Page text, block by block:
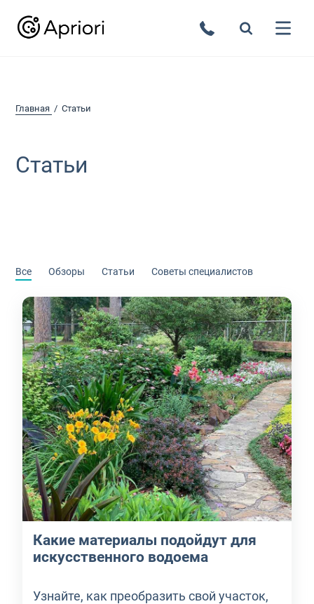
Главная Статьи
Статьи
Все Обзоры Статьи Советы специалистов
Какие материалы подойдут для
искусственного водоема
Узнайте, как преобразить свой участок,